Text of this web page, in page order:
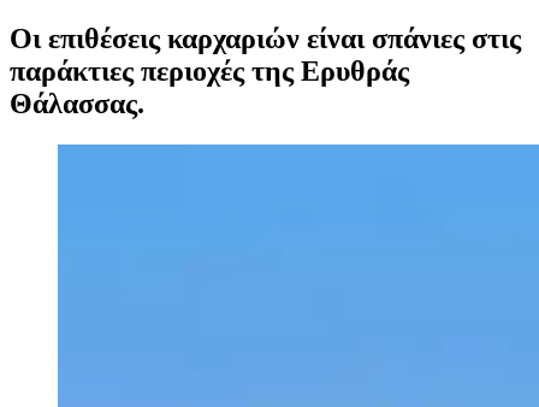
Οι επιθέσεις καρχαριών είναι σπάνιες στις
παράκτιες περιοχές της Ερυθράς
Θάλασσας.